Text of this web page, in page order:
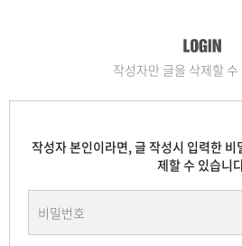
작성자만 글을 삭제할
작성자 본인이라면, 글 작성시 입력한
제할 수 있습니